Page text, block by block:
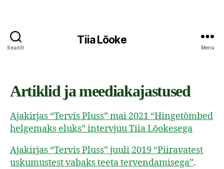
Search
Tiia Lõoke
Menu
Artiklid ja meediakajastused
Ajakirjas “Tervis Pluss” mai 2021 “Hingetõmbed
helgemaks eluks” intervjuu Tiia Lõokesega
Ajakirjas “Tervis Pluss” juuli 2019 “Piiravatest
uskumustest vabaks teeta tervendamisega”.